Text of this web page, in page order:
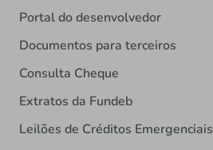
Portal do desenvolvedor
Documentos para terceiros
Consulta Cheque
Extratos da Fundeb
Leilões de Créditos Emergenciais